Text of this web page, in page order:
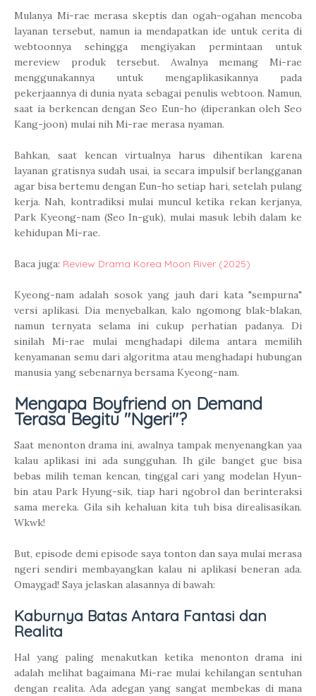
Mulanya Mi-rae merasa skeptis dan ogah-ogahan mencoba
layanan tersebut, namun ia mendapatkan ide untuk cerita di
webtoonnya sehingga mengiyakan permintaan untuk
mereview produk tersebut. Awalnya memang Mi-rae
menggunakannya untuk mengaplikasikannya pada
pekerjaannya di dunia nyata sebagai penulis webtoon. Namun,
saat ia berkencan dengan Seo Eun-ho (diperankan oleh Seo
Kang-joon) mulai nih Mi-rae merasa nyaman.
Bahkan, saat kencan virtualnya harus dihentikan karena
layanan gratisnya sudah usai, ia secara impulsif berlangganan
agar bisa bertemu dengan Eun-ho setiap hari, setelah pulang
kerja. Nah, kontradiksi mulai muncul ketika rekan kerjanya,
Park Kyeong-nam (Seo In-guk), mulai masuk lebih dalam ke
kehidupan Mi-rae.
Baca juga: Review Drama Korea Moon River (2025)
Kyeong-nam adalah sosok yang jauh dari kata "sempurna"
versi aplikasi. Dia menyebalkan, kalo ngomong blak-blakan,
namun ternyata selama ini cukup perhatian padanya. Di
sinilah Mi-rae mulai menghadapi dilema antara memilih
kenyamanan semu dari algoritma atau menghadapi hubungan
manusia yang sebenarnya bersama Kyeong-nam.
Mengapa Boyfriend on Demand
Terasa Begitu "Ngeri"?
Saat menonton drama ini, awalnya tampak menyenangkan yaa
kalau aplikasi ini ada sungguhan. Ih gile banget gue bisa
bebas milih teman kencan, tinggal cari yang modelan Hyun-
bin atau Park Hyung-sik, tiap hari ngobrol dan berinteraksi
sama mereka. Gila sih kehaluan kita tuh bisa direalisasikan.
Wkwk!
But, episode demi episode saya tonton dan saya mulai merasa
ngeri sendiri membayangkan kalau ni aplikasi beneran ada.
Omaygad! Saya jelaskan alasannya di bawah:
Kaburnya Batas Antara Fantasi dan
Realita
Hal yang paling menakutkan ketika menonton drama ini
adalah melihat bagaimana Mi-rae mulai kehilangan sentuhan
dengan realita. Ada adegan yang sangat membekas di mana